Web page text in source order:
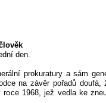
den.
prokuratury a sám
na závěr pořadů
1968, jež vedla ke